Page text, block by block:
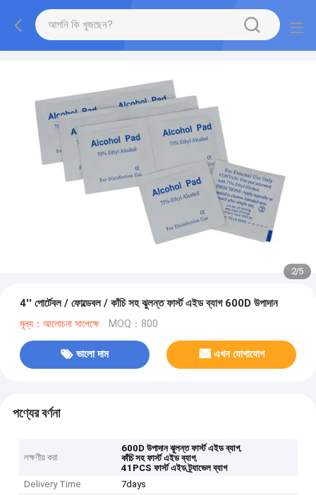
2/5
4'' পোর্টেবল / ফোল্ডেবল / কাঁচি সহ ঝুলন্ত ফার্স্ট এইড ব্যাগ 600D উপাদান
মূল্য：আলোচনা সাপেক্ষে MOQ：800
ভালো দাম এখন যোগাযোগ
পণ্যের বর্ণনা
লক্ষণীয় করা
600D উপাদান ঝুলন্ত ফার্স্ট এইড ব্যাগ,
কাঁচি সহ ফার্স্ট এইড ব্যাগ,
41PCS ফার্স্ট এইড ট্র্যাভেল ব্যাগ
Delivery Time
7days